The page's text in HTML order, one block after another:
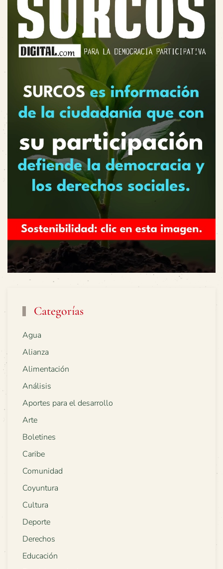
Categorías
Agua
Alianza
Alimentación
Análisis
Aportes para el desarrollo
Arte
Boletines
Caribe
Comunidad
Coyuntura
Cultura
Deporte
Derechos
Educación